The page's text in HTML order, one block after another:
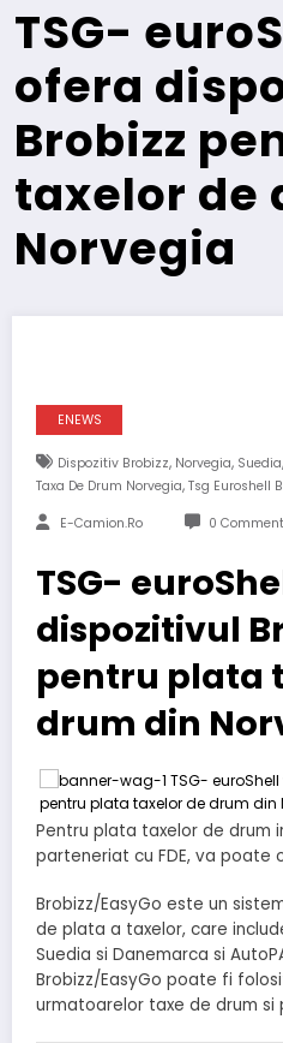
TSG-
ofera
Brobizz
taxelor de
Norvegia
ENEWS
Dispozitiv Brobizz, Norvegia, Suedia,
Taxa De Drum Norvegia, Tsg Euroshell
E-Camion.ro 0
TSG-
dispozitivul
pentru plata
drum din
Pentru plata taxelor de drum
parteneriat cu FDE, va poate
Brobizz/EasyGo este un
de plata a taxelor, care
Suedia si Danemarca si
Brobizz/EasyGo poate fi
urmatoarelor taxe de drum si